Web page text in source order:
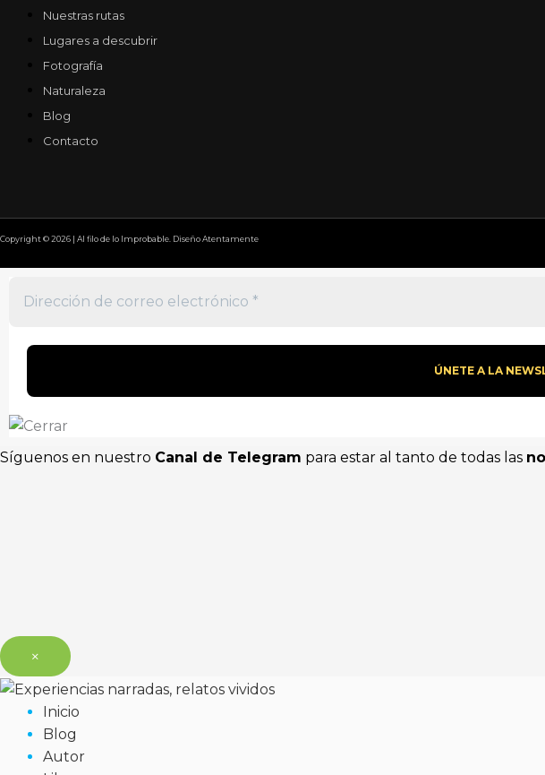
Nuestras rutas
Lugares a descubrir
Fotografía
Naturaleza
Blog
Contacto
Copyright © 2026 | Al filo de lo Improbable. Diseño Atentamente
Síguenos en nuestro Canal de Telegram para estar al tanto de todas las
×
Inicio
Blog
Autor